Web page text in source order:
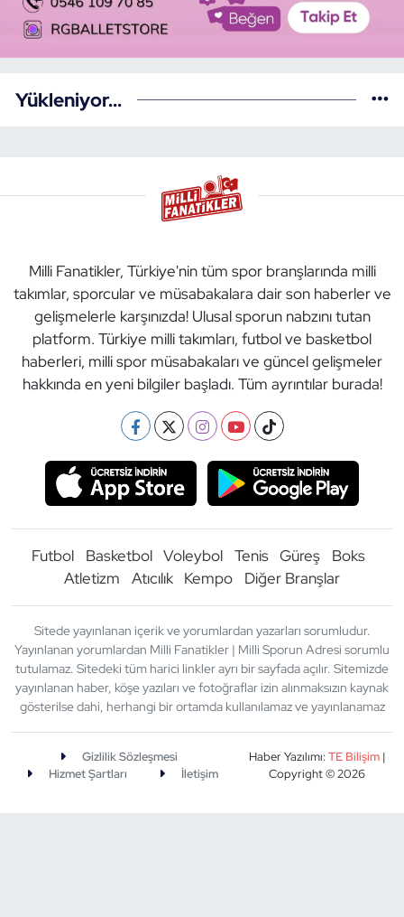
Yükleniyor...
Milli Fanatikler, Türkiye'nin tüm spor branşlarında milli
takımlar, sporcular ve müsabakalara dair son haberler ve
gelişmelerle karşınızda! Ulusal sporun nabzını tutan
platform. Türkiye milli takımları, futbol ve basketbol
haberleri, milli spor müsabakaları ve güncel gelişmeler
hakkında en yeni bilgiler başladı. Tüm ayrıntılar burada!
Futbol Basketbol Voleybol Tenis Güreş
Boks
Atletizm
Atıcılık Kempo Diğer Branşlar
Sitede yayınlanan içerik ve yorumlardan yazarları sorumludur.
Yayınlanan yorumlardan Milli Fanatikler | Milli Sporun Adresi sorumlu
tutulamaz. Sitedeki tüm harici linkler ayrı bir sayfada açılır. Sitemizde
yayınlanan haber, köşe yazıları ve fotoğraflar izin alınmaksızın kaynak
gösterilse dahi, herhangi bir ortamda kullanılamaz ve yayınlanamaz
Gizlilik Sözleşmesi
Hizmet Şartları
İletişim
Haber Yazılımı:TE Bilişim|
Copyright © 2026